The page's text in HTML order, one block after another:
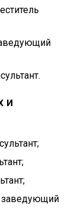
и
заведующий